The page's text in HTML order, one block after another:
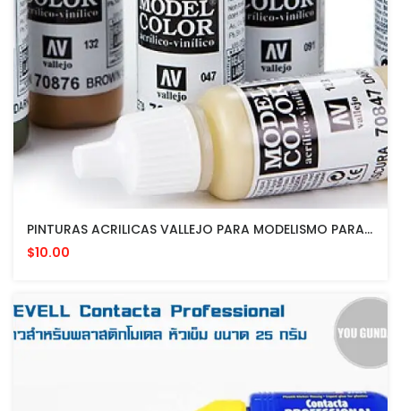
PINTURAS ACRILICAS VALLEJO PARA MODELISMO PARA APLICAR CON PINCEL O AEROGRAFO
$10.00